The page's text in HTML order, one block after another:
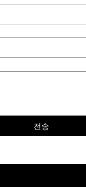
전송